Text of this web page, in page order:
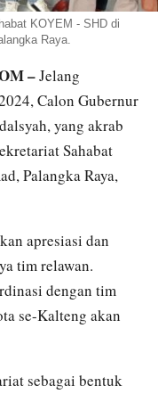
KOYEM - SHD di
Raya.
–Jelang
Calon Gubernur
yang akrab
Sahabat
Palangka Raya,
apresiasi dan
tim relawan.
dengan tim
se-Kalteng akan
sebagai bentuk